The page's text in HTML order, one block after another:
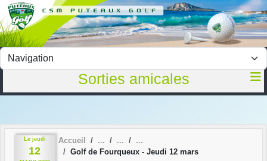
Sorties amicales
Le jeudi
12
Accueil
Golf de Fourqueux - Jeudi 12 mars
Panneau de gestion des cookies